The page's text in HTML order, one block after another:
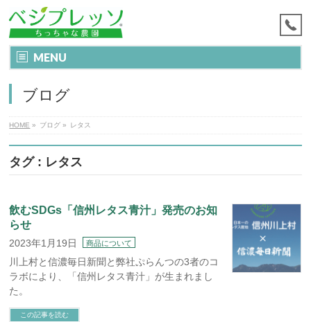
MENU
ブログ
HOME » ブログ » レタス
タグ : レタス
飲むSDGs「信州レタス青汁」発売のお知
らせ
2023年1月19日 商品について
川上村と信濃毎日新聞と弊社ぷらんつの3者のコ
ラボにより、「信州レタス青汁」が生まれまし
た。
この記事を読む